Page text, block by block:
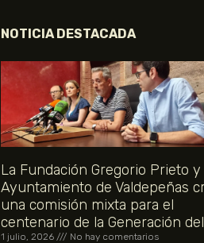
NOTICIA DESTACADA
La Fundación Gregorio Prieto y
Ayuntamiento de Valdepeñas
una comisión mixta para el
centenario de la Generación
1 julio, 2026 No hay comentarios